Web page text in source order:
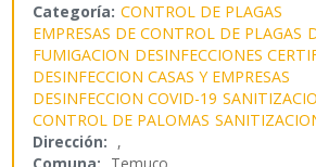
Categoría: CONTROL DE PLAGAS
EMPRESAS DE CONTROL DE PLAGAS
FUMIGACION DESINFECCIONES
DESINFECCION CASAS Y EMPRESAS
DESINFECCION COVID-19
CONTROL DE PALOMAS
Dirección: ,